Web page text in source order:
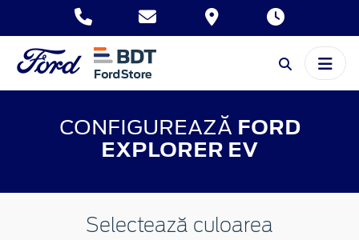
CONFIGUREAZĂ FORD
EXPLORER EV
Selectează culoarea